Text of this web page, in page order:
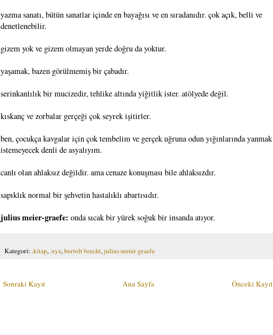
yazma sanatı, bütün sanatlar içinde en bayağısı ve en sıradanıdır. çok açık, belli ve
denetlenebilir.
gizem yok ve gizem olmayan yerde doğru da yoktur.
yaşamak, bazen görülmemiş bir çabadır.
serinkanlılık bir mucizedir, tehlike altında yiğitlik ister. atölyede değil.
kıskanç ve zorbalar gerçeği çok seyrek işitirler.
ben, çocukça kavgalar için çok tembelim ve gerçek uğruna odun yığınlarında yanmak
istemeyecek denli de asyalıyım.
canlı olan ahlaksız değildir. ama cenaze konuşması bile ahlaksızdır.
sapıklık normal bir şehvetin hastalıklı abartısıdır.
julius meier-graefe: onda sıcak bir yürek soğuk bir insanda atıyor.
Kategori: .kitap, .xyz,bertolt brecht,julius meier graefe
Sonraki Kayıt Önceki Kayıt
Ana Sayfa